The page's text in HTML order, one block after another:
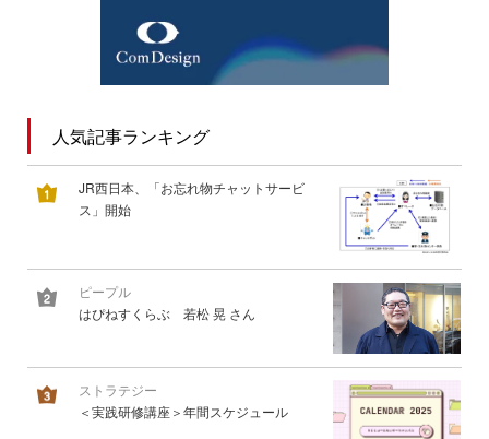
人気記事ランキング
JR西日本、「お忘れ物チャットサービ
ス」開始
ピープル
はぴねすくらぶ 若松 晃 さん
ストラテジー
＜実践研修講座＞年間スケジュール